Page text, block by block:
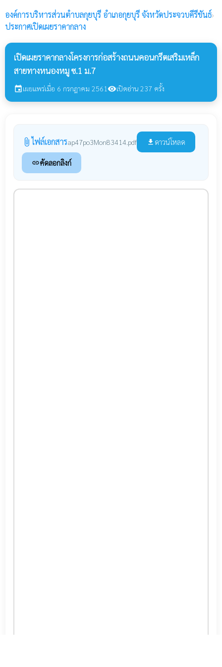
องค์การบริหารส่วนตำบลกุยบุรี อำเภอกุยบุรี จังหวัดประจวบคีรีขันธ์›
ประกาศเปิดเผยราคากลาง
เปิดเผยราคากลางโครงการก่อสร้างถนนคอนกรีตเสริมเหล็ก
สายทางหนองหมู ซ.1 ม.7
eventเผยแพร่เมื่อ 6 กรกฎาคม 2561 visibilityเปิดอ่าน 237 ครั้ง
attach_file ไฟล์เอกสารap47po3Mon83414.pdf file_download ดาวน์โหลด
linkคัดลอกลิงก์